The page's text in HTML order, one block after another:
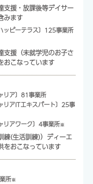
援・放課後等デイサー
みます
ピーテラス〕 125事業所
援（未就学児のお子さ
おこなっています
ア〕 81事業所
アITエキスパート〕 25事
アワーク〕 4事業所※
練(生活訓練)）ディーエ
をおこなっています
所※